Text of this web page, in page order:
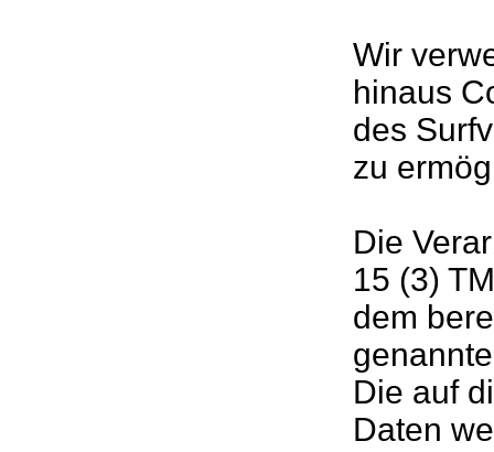
Wir
hinaus
des
zu
Die
15 (3)
dem
Die auf
Daten